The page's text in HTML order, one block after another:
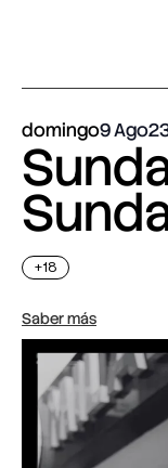
domingo9 Ago
+18
Saber más